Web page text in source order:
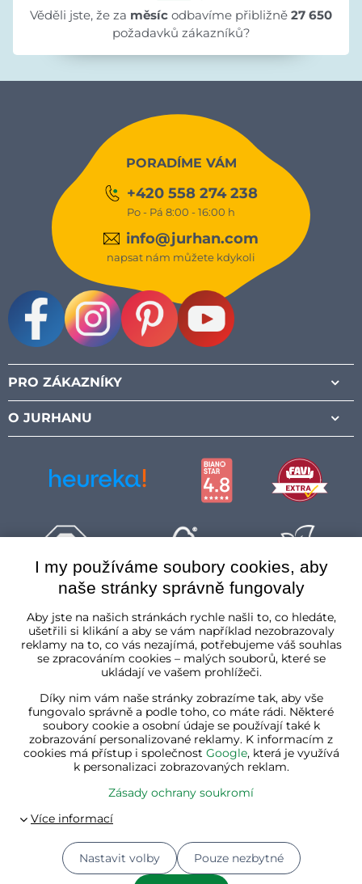
Věděli jste, že za měsíc odbavíme přibližně 27 650
požadavků zákazníků?
PORADÍME VÁM
+420 558 274 238
Po - Pá 8:00 - 16:00 h
info@jurhan.com
napsat nám můžete kdykoli
PRO ZÁKAZNÍKY
O JURHANU
I my používáme soubory cookies, aby
naše stránky správně fungovaly
Aby jste na našich stránkách rychle našli to, co hledáte,
ušetřili si klikání a aby se vám například nezobrazovaly
reklamy na to, co vás nezajímá, potřebujeme váš souhlas
se zpracováním cookies – malých souborů, které se
ukládají ve vašem prohlížeči.
Díky nim vám naše stránky zobrazíme tak, aby vše
fungovalo správně a podle toho, co máte rádi. Některé
soubory cookie a osobní údaje se používají také k
zobrazování personalizované reklamy. K informacím z
cookies má přístup i společnost Google, která je využívá
k personalizaci zobrazovaných reklam.
Zásady ochrany soukromí
Nastavit volby Pouze nezbytné